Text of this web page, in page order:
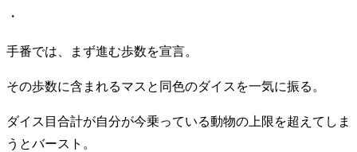
・
手番では、まず進む歩数を宣言。
その歩数に含まれるマスと同色のダイスを一気に振る。
ダイス目合計が自分が今乗っている動物の上限を超えてしま
うとバースト。